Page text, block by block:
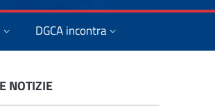
DGCA incontra
NOTIZIE